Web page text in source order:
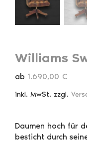
Williams
ab 1.690,00 €
inkl. MwSt. zzgl.
Daumen hoch für
besticht durch